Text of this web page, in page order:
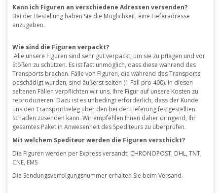
Kann ich Figuren an verschiedene Adressen versenden?
Bei der Bestellung haben Sie die Möglichkeit, eine Lieferadresse
anzugeben.
Wie sind die Figuren verpackt?
Alle unsere Figuren sind sehr gut verpackt, um sie zu pflegen und vor
Stößen zu schützen. Es ist fast unmöglich, dass diese während des
Transports brechen. Fälle von Figuren, die während des Transports
beschädigt wurden, sind äußerst selten (1 Fall pro 400). In diesen
seltenen Fällen verpflichten wir uns, Ihre Figur auf unsere Kosten zu
reproduzieren. Dazu ist es unbedingt erforderlich, dass der Kunde
uns den Transportbeleg über den bei der Lieferung festgestellten
Schaden zusenden kann. Wir empfehlen Ihnen daher dringend, Ihr
gesamtes Paket in Anwesenheit des Spediteurs zu überprüfen.
Mit welchem ​​Spediteur werden die Figuren verschickt?
Die Figuren werden per Express versandt: CHRONOPOST, DHL, TNT,
CNE, EMS
Die Sendungsverfolgungsnummer erhalten Sie beim Versand.